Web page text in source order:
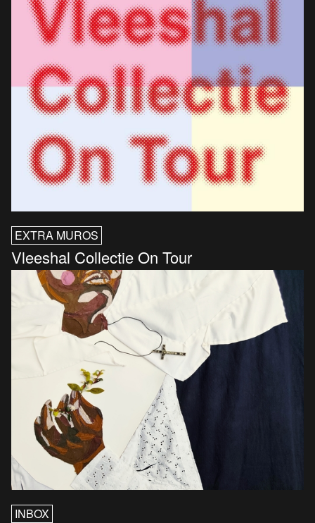
EXTRA MUROS
Vleeshal Collectie On Tour
INBOX